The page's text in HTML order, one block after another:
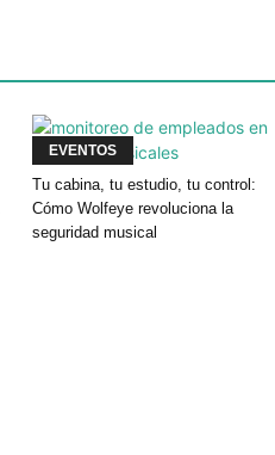
EVENTOS
Tu cabina, tu estudio, tu control:
Cómo Wolfeye revoluciona la
seguridad musical